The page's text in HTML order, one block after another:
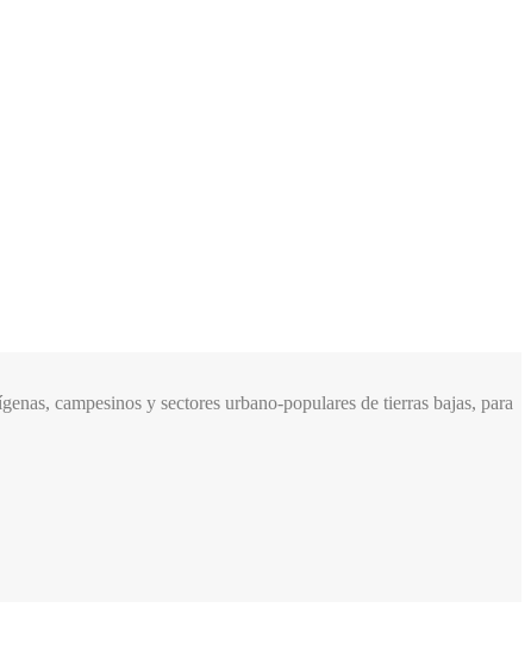
campesinos y sectores urbano-populares de tierras bajas, para